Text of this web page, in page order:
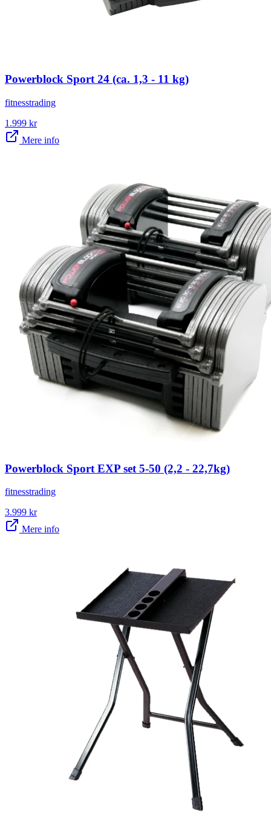
Powerblock Sport 24 (ca. 1,3 - 11 kg)
fitnesstrading
1.999 kr
Mere info
Powerblock Sport EXP set 5-50 (2,2 - 22,7kg)
fitnesstrading
3.999 kr
Mere info